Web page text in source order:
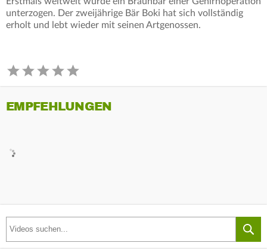
unterzogen. Der zweijährige Bär Boki hat sich vollständig
erholt und lebt wieder mit seinen Artgenossen.
EMPFEHLUNGEN